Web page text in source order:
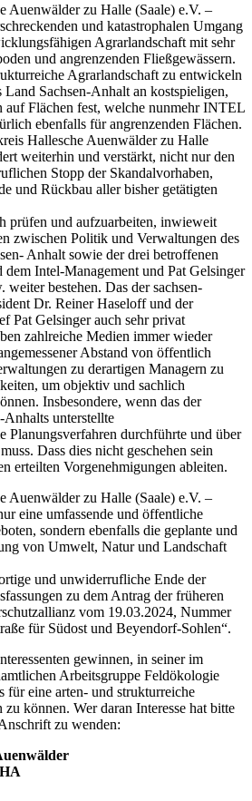
Auenwälder zu Halle (Saale) e.V. –
und katastrophalen Umgang
Agrarlandschaft mit sehr
und angrenzenden Fließgewässern.
Agrarlandschaft zu entwickeln
Sachsen-Anhalt an kostspieligen,
auf Flächen fest, welche nunmehr INTEL
ebenfalls für angrenzenden Flächen.
Hallesche Auenwälder zu Halle
weiterhin und verstärkt, nicht nur den
Stopp der Skandalvorhaben,
und Rückbau aller bisher getätigten
prüfen und aufzuarbeiten, inwieweit
zwischen Politik und Verwaltungen des
Anhalt sowie der drei betroffenen
dem Intel-Management und Pat Gelsinger
weiter bestehen. Das der sachsen-
Dr. Reiner Haseloff und der
Pat Gelsinger auch sehr privat
zahlreiche Medien immer wieder
Abstand von öffentlich
zu derartigen Managern zu
um objektiv und sachlich
Insbesondere, wenn das der
Anhalts unterstellte
Planungsverfahren durchführte und über
Dass dies nicht geschehen sein
erteilten Vorgenehmigungen ableiten.
Auenwälder zu Halle (Saale) e.V. –
eine umfassende und öffentliche
sondern ebenfalls die geplante und
von Umwelt, Natur und Landschaft
und unwiderrufliche Ende der
zu dem Antrag der früheren
vom 19.03.2024, Nummer
für Südost und Beyendorf-Sohlen“.
gewinnen, in seiner im
Arbeitsgruppe Feldökologie
für eine arten- und strukturreiche
können. Wer daran Interesse hat bitte
zu wenden: